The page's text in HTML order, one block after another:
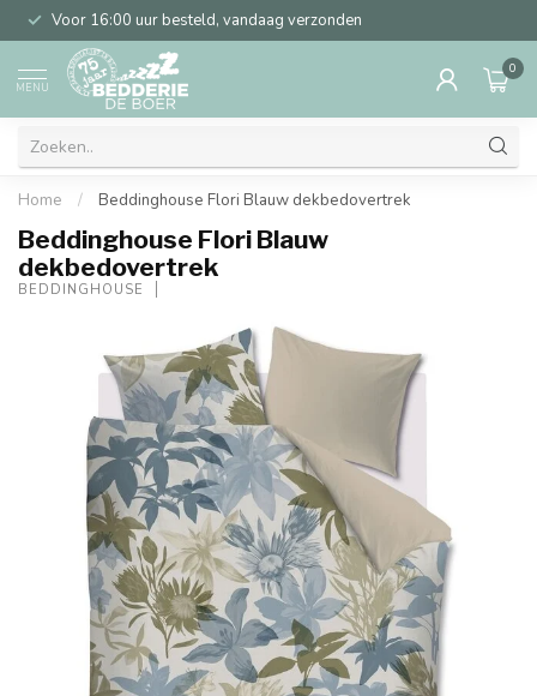
Voor 16:00 uur besteld, vandaag verzonden
MENU
0
Home / Beddinghouse Flori Blauw dekbedovertrek
Beddinghouse Flori Blauw
dekbedovertrek
BEDDINGHOUSE